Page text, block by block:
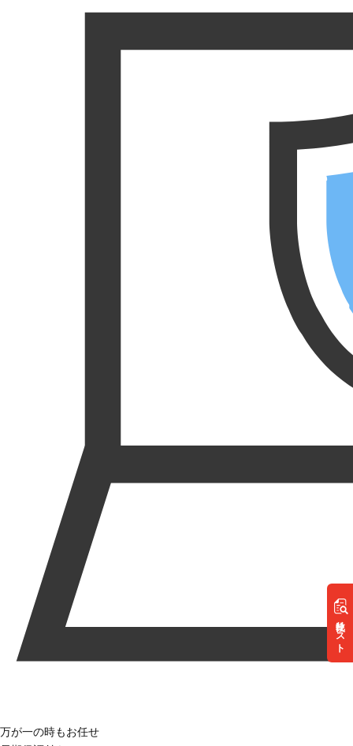
リスト
万が一の時もお任せ